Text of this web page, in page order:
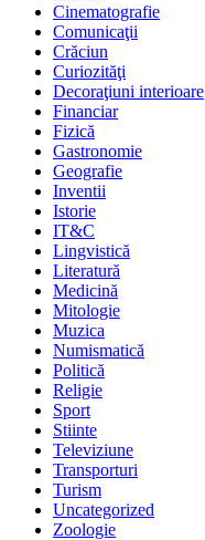
Cinematografie
Comunicaţii
Crăciun
Curiozităţi
Decoraţiuni interioare
Financiar
Fizică
Gastronomie
Geografie
Inventii
Istorie
IT&C
Lingvistică
Literatură
Medicină
Mitologie
Muzica
Numismatică
Politică
Religie
Sport
Stiinte
Televiziune
Transporturi
Turism
Uncategorized
Zoologie